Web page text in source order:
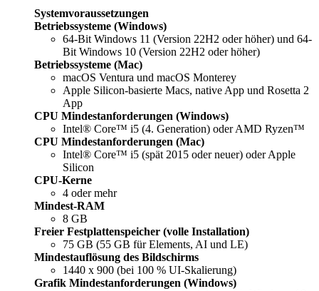
Systemvoraussetzungen
Betriebssysteme (Windows)
64-Bit Windows 11 (Version 22H2 oder höher) und 64-
Bit Windows 10 (Version 22H2 oder höher)
Betriebssysteme (Mac)
macOS Ventura und macOS Monterey
Apple Silicon-basierte Macs, native App und Rosetta 2
App
CPU Mindestanforderungen (Windows)
Intel® Core™ i5 (4. Generation) oder AMD Ryzen™
CPU Mindestanforderungen (Mac)
Intel® Core™ i5 (spät 2015 oder neuer) oder Apple
Silicon
CPU-Kerne
4 oder mehr
Mindest-RAM
8 GB
Freier Festplattenspeicher (volle Installation)
75 GB (55 GB für Elements, AI und LE)
Mindestauflösung des Bildschirms
1440 x 900 (bei 100 % UI-Skalierung)
Grafik Mindestanforderungen (Windows)